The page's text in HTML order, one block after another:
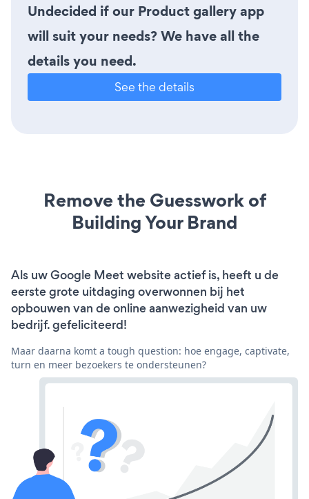
Undecided if our Product gallery app
will suit your needs? We have all the
details you need.
See the details
Remove the Guesswork of
Building Your Brand
Als uw Google Meet website actief is, heeft u de
eerste grote uitdaging overwonnen bij het
opbouwen van de online aanwezigheid van uw
bedrijf. gefeliciteerd!
Maar daarna komt a tough question: hoe engage, captivate,
turn en meer bezoekers te ondersteunen?